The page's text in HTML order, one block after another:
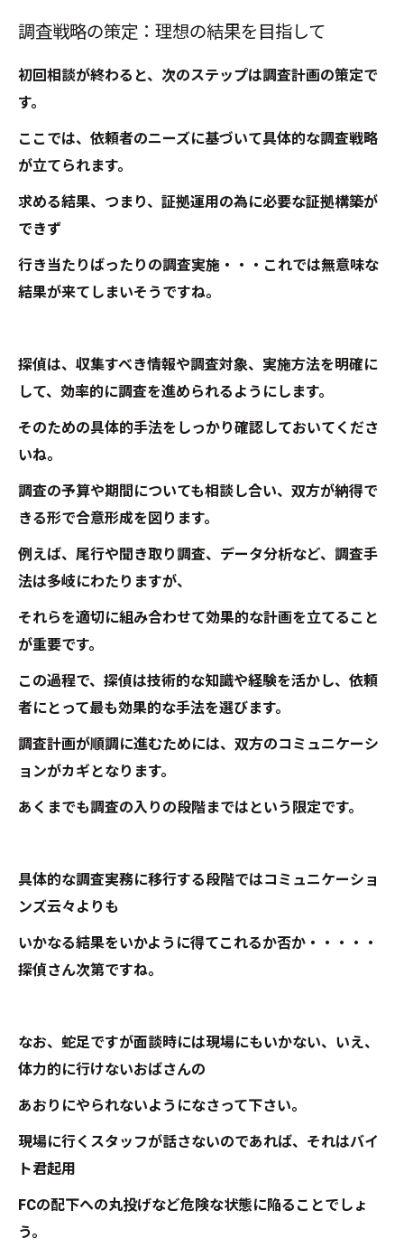
調査戦略の策定：理想の結果を目指して
初回相談が終わると、次のステップは調査計画の策定で
す。
ここでは、依頼者のニーズに基づいて具体的な調査戦略
が立てられます。
求める結果、つまり、証拠運用の為に必要な証拠構築が
できず
行き当たりばったりの調査実施・・・これでは無意味な
結果が来てしまいそうですね。
探偵は、収集すべき情報や調査対象、実施方法を明確に
して、効率的に調査を進められるようにします。
そのための具体的手法をしっかり確認しておいてくださ
いね。
調査の予算や期間についても相談し合い、双方が納得で
きる形で合意形成を図ります。
例えば、尾行や聞き取り調査、データ分析など、調査手
法は多岐にわたりますが、
それらを適切に組み合わせて効果的な計画を立てること
が重要です。
この過程で、探偵は技術的な知識や経験を活かし、依頼
者にとって最も効果的な手法を選びます。
調査計画が順調に進むためには、双方のコミュニケーシ
ョンがカギとなります。
あくまでも調査の入りの段階まではという限定です。
具体的な調査実務に移行する段階ではコミュニケーショ
ンズ云々よりも
いかなる結果をいかように得てこれるか否か・・・・・
探偵さん次第ですね。
なお、蛇足ですが面談時には現場にもいかない、いえ、
体力的に行けないおばさんの
あおりにやられないようになさって下さい。
現場に行くスタッフが話さないのであれば、それはバイ
ト君起用
FCの配下への丸投げなど危険な状態に陥ることでしょ
う。